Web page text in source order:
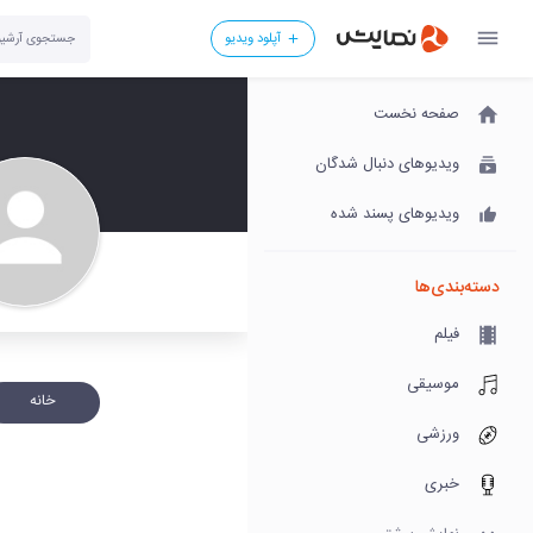
آپلود ویدیو
صفحه نخست
ویدیوهای دنبال شدگان
ویدیوهای پسند شده
دسته‌بندی‌ها
فیلم
موسیقی
ورزشی
خبری
خانه